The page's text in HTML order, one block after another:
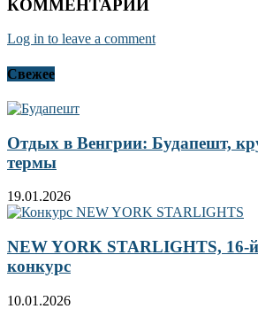
КОММЕНТАРИИ
Log in to leave a comment
Свежее
Отдых в Венгрии: Будапешт,
термы
19.01.2026
NEW YORK STARLIGHTS, 16-
конкурс
10.01.2026